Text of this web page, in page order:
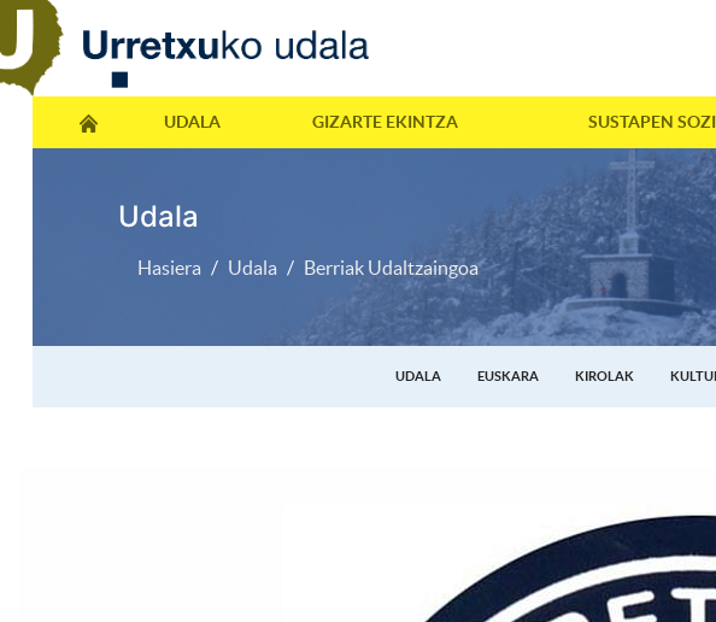
UDALA GIZARTE EKINTZA SUSTAPEN
Udala
Hasiera Udala Berriak Udaltzaingoa
UDALA EUSKARA KIROLAK